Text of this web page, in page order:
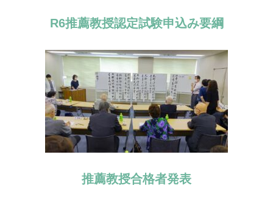
R6推薦教授認定試験申込み要綱
推薦教授合格者発表